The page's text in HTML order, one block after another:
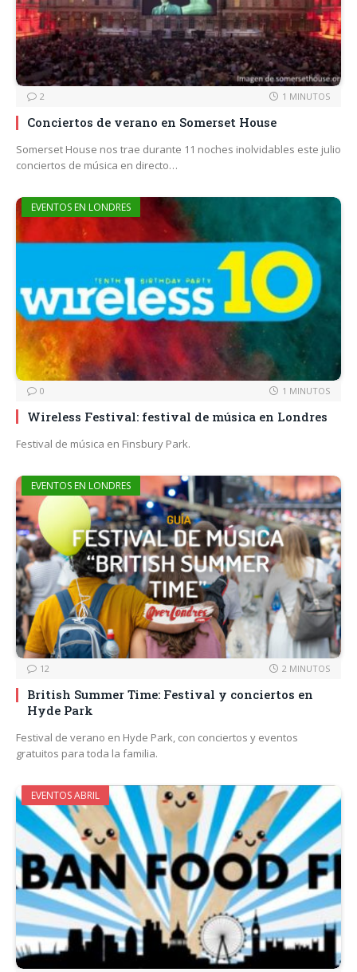
2 1 MINUTOS
Conciertos de verano en Somerset House
Somerset House nos trae durante 11 noches inolvidables este julio
conciertos de música en directo…
EVENTOS EN LONDRES
0 1 MINUTOS
Wireless Festival: festival de música en Londres
Festival de música en Finsbury Park.
EVENTOS EN LONDRES
12 2 MINUTOS
British Summer Time: Festival y conciertos en
Hyde Park
Festival de verano en Hyde Park, con conciertos y eventos
gratuitos para toda la familia.
EVENTOS ABRIL